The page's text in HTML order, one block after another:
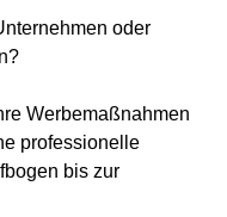
oder
Werbemaßnahmen
professionelle
bis zur